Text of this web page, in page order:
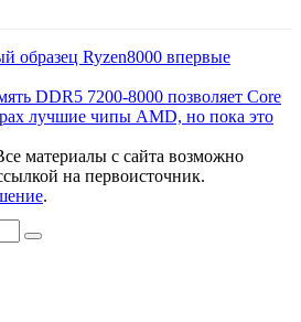
образец Ryzen8000 впервые
DDR5 7200-8000 позволяет Core
лучшие чипы AMD, но пока это
материалы с сайта возможно
на первоисточник.
.
Search